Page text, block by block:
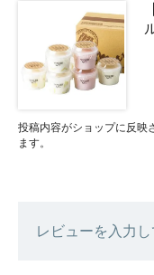
投稿内容がショップに反映
ます。
レビューを入力し